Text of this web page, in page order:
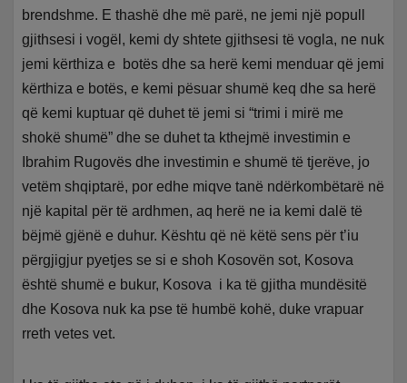
brendshme. E thashë dhe më parë, ne jemi një popull
gjithsesi i vogël, kemi dy shtete gjithsesi të vogla, ne nuk
jemi kërthiza e botës dhe sa herë kemi menduar që jemi
kërthiza e botës, e kemi pësuar shumë keq dhe sa herë
që kemi kuptuar që duhet të jemi si “trimi i mirë me
shokë shumë” dhe se duhet ta kthejmë investimin e
Ibrahim Rugovës dhe investimin e shumë të tjerëve, jo
vetëm shqiptarë, por edhe miqve tanë ndërkombëtarë në
një kapital për të ardhmen, aq herë ne ia kemi dalë të
bëjmë gjënë e duhur. Kështu që në këtë sens për t’iu
përgjigjur pyetjes se si e shoh Kosovën sot, Kosova
është shumë e bukur, Kosova i ka të gjitha mundësitë
dhe Kosova nuk ka pse të humbë kohë, duke vrapuar
rreth vetes vet.